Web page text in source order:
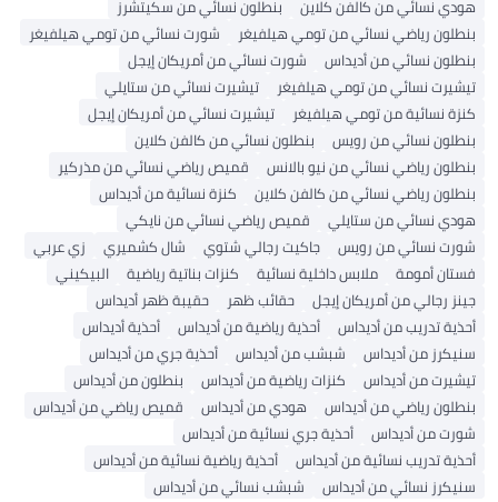
هودي نسائي من كالفن كلاين
بنطلون نسائي من سكيتشرز
بنطلون رياضي نسائي من تومي هيلفيغر
شورت نسائي من تومي هيلفيغر
بنطلون نسائي من أديداس
شورت نسائي من أمريكان إيجل
تيشيرت نسائي من تومي هيلفيغر
تيشيرت نسائي من ستايلي
كنزة نسائية من تومي هيلفيغر
تيشيرت نسائي من أمريكان إيجل
بنطلون نسائي من رويس
بنطلون نسائي من كالفن كلاين
بنطلون رياضي نسائي من نيو بالانس
قميص رياضي نسائي من مذركير
بنطلون رياضي نسائي من كالفن كلاين
كنزة نسائية من أديداس
هودي نسائي من ستايلي
قميص رياضي نسائي من نايكي
شورت نسائي من رويس
جاكيت رجالي شتوي شال كشميري
زي عربي
فستان أمومة
ملابس داخلية نسائية كنزات بناتية رياضية
البيكيني
جينز رجالي من أمريكان إيجل
حقائب ظهر
حقيبة ظهر أديداس
أحذية تدريب من أديداس
أحذية رياضية من أديداس
أحذية أديداس
سنيكرز من أديداس
شبشب من أديداس
أحذية جري من أديداس
تيشيرت من أديداس
كنزات رياضية من أديداس
بنطلون من أديداس
بنطلون رياضي من أديداس
هودي من أديداس
قميص رياضي من أديداس
شورت من أديداس
أحذية جري نسائية من أديداس
أحذية تدريب نسائية من أديداس
أحذية رياضية نسائية من أديداس
سنيكرز نسائي من أديداس
شبشب نسائي من أديداس